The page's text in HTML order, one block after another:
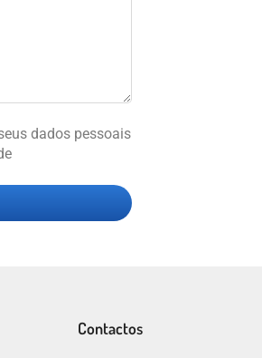
dados pessoais
Contactos